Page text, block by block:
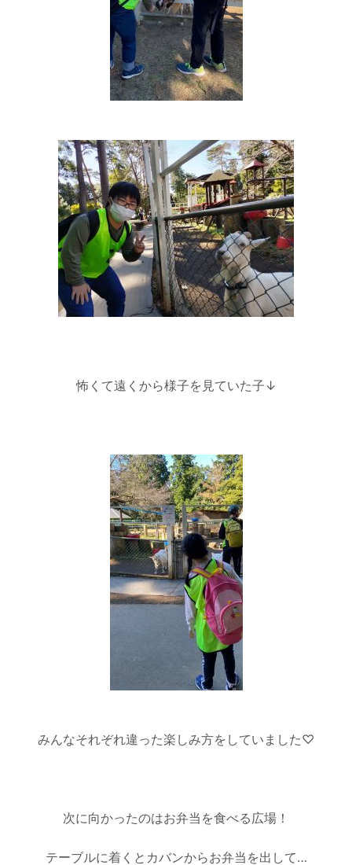
怖くて遠くから様子を見ていた子↓
みんなそれぞれ違った楽しみ方をしていました♡
次に向かったのはお弁当を食べる広場！
テーブルに着くとカバンからお弁当を出して…